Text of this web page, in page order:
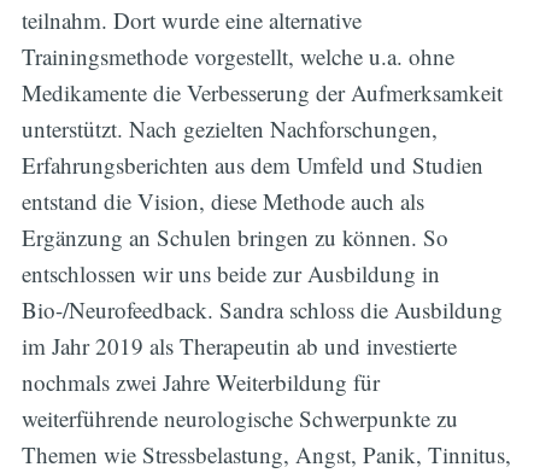
teilnahm. Dort wurde eine alternative
Trainingsmethode vorgestellt, welche u.a. ohne
Medikamente die Verbesserung der Aufmerksamkeit
unterstützt. Nach gezielten Nachforschungen,
Erfahrungsberichten aus dem Umfeld und Studien
entstand die Vision, diese Methode auch als
Ergänzung an Schulen bringen zu können. So
entschlossen wir uns beide zur Ausbildung in
Bio-/Neurofeedback. Sandra schloss die Ausbildung
im Jahr 2019 als Therapeutin ab und investierte
nochmals zwei Jahre Weiterbildung für
weiterführende neurologische Schwerpunkte zu
Themen wie Stressbelastung, Angst, Panik, Tinnitus,